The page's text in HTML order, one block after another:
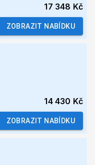
17 348 Kč
ZOBRAZIT NABÍDKU
14 430 Kč
ZOBRAZIT NABÍDKU